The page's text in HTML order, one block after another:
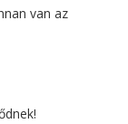
van az